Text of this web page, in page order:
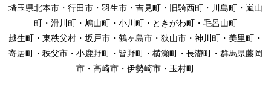
埼玉県北本市・行田市・羽生市・吉見町・旧騎西町・川島町・嵐山
町・滑川町・鳩山町・小川町・ときがわ町・毛呂山町
越生町・東秩父村・坂戸市・鶴ヶ島市・狭山市・神川町・美里町・
寄居町・秩父市・小鹿野町・皆野町・横瀬町・長瀞町・群馬県藤岡
市・高崎市・伊勢崎市・玉村町